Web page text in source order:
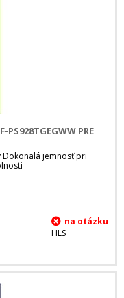
PS928TGEGWW PRE
Dokonalá jemnosť pri
HLS